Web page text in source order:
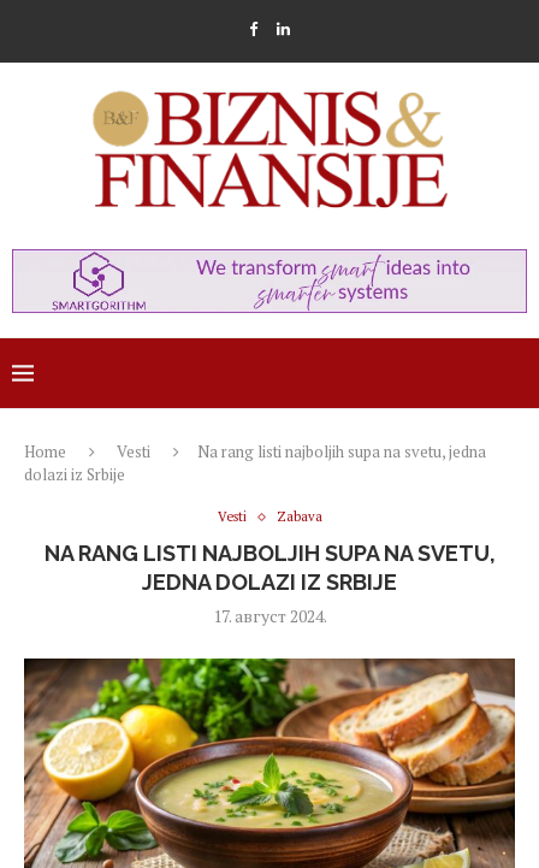
Home Vesti
Na rang listi najboljih supa na svetu, jedna
dolazi iz Srbije
Vesti Zabava
NA RANG LISTI NAJBOLJIH SUPA NA SVETU,
JEDNA DOLAZI IZ SRBIJE
17. август 2024.